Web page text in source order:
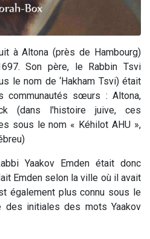
à Altona (près de Hambourg)
Son père, le Rabbin Tsvi
le nom de ‘Hakham Tsvi) était
communautés sœurs : Altona,
(dans l'histoire juive, ces
sous le nom « Kéhilot AHU »,
Yaakov Emden était donc
Emden selon la ville où il avait
également plus connu sous le
des initiales des mots Yaakov